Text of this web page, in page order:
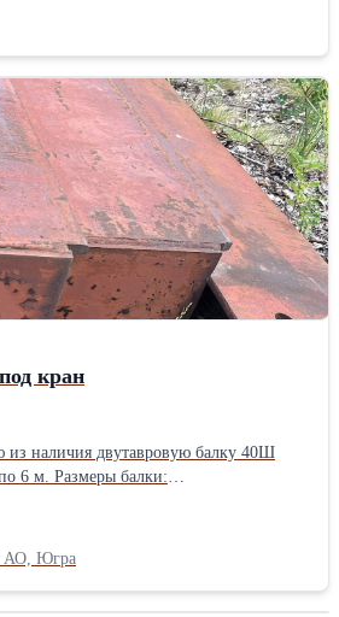
кран
из наличия двутавровую балку 40Ш
6 м. Размеры балки:
стыковочные пластины 400/240\15
красной грунтовкой ГФ-021.
на вашу машину. Организую
транспортом по РФ.
АО, Югра